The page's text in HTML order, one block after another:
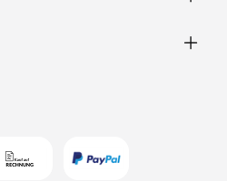
Zudem ermöglicht der direkte
und atmosphärisches
Montage möglich. Sie kann